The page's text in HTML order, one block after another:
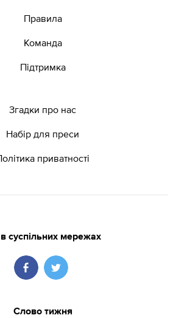
Правила
Команда
Підтримка
Згадки про нас
Набір для преси
приватності
суспільних мережах
Слово тижня